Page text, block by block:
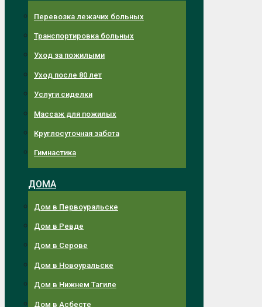
Перевозка лежачих больных
Транспортировка больных
Уход за пожилыми
Уход после 80 лет
Услуги сиделки
Массаж для пожилых
Круглосуточная забота
Гимнастика
ДОМА
Дом в Первоуральске
Дом в Ревде
Дом в Серове
Дом в Новоуральске
Дом в Нижнем Тагиле
Дом в Асбесте